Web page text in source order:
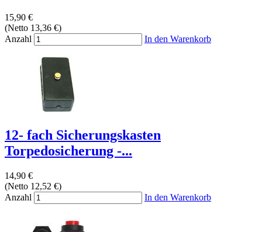
15,90 €
(Netto 13,36 €)
Anzahl
In den Warenkorb
12- fach Sicherungskasten
Torpedosicherung -...
14,90 €
(Netto 12,52 €)
Anzahl
In den Warenkorb